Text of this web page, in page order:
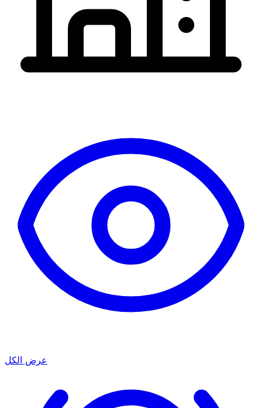
عرض الكل